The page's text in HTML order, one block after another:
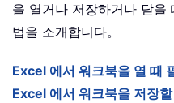
을 열거나 저장하거나 닫을
법을 소개합니다。
Excel 에서 워크북을 열 때
Excel 에서 워크북을 저장